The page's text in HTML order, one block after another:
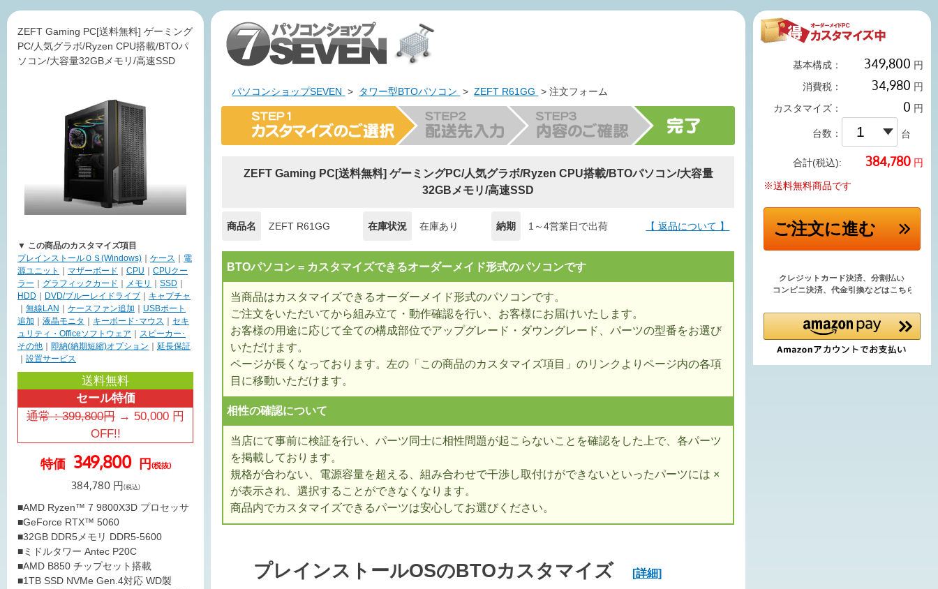
ZEFT Gaming PC[送料無料] ゲーミング
PC/人気グラボ/Ryzen CPU搭載/BTOパ
ソコン/大容量32GBメモリ/高速SSD
▼ この商品のカスタマイズ項目
プレインストールＯＳ(Windows)
ケース
電
源ユニット
マザーボード CPU
CPUクー
ラー
グラフィックカード メモリ SSD
HDD
DVD/ブルーレイドライブ
キャプチャ
無線LAN ケースファン追加
USBポート
追加
液晶モニタ キーボード･マウス
セキ
ュリティ・Officeソフトウェア
スピーカー･
その他
即納(納期短縮)オプション
延長保証
設置サービス
送料無料
セール特価
通常：399,800円 → 50,000 円
OFF!!
特価 349,800 円(税抜)
384,780円(税込)
■AMD Ryzen™ 7 9800X3D プロセッサ
■GeForce RTX™ 5060
■32GB DDR5メモリ DDR5-5600
■ミドルタワー Antec P20C
■AMD B850 チップセット搭載
■1TB SSD NVMe Gen.4対応 WD製
パソコンショップSEVEN > タワー型BTOパソコン >ZEFT R61GG > 注文フォーム
ZEFT Gaming PC[送料無料] ゲーミングPC/人気グラボ/Ryzen CPU搭載/BTOパソコン/大容量
32GBメモリ/高速SSD
商品名 ZEFT R61GG 在庫状況 在庫あり 納期 1～4営業日で出荷 【 返品について 】
BTOパソコン = カスタマイズできるオーダーメイド形式のパソコンです
当商品はカスタマイズできるオーダーメイド形式のパソコンです。
ご注文をいただいてから組み立て・動作確認を行い、お客様にお届けいたします。
お客様の用途に応じて全ての構成部位でアップグレード・ダウングレード、パーツの型番をお選び
いただけます。
ページが長くなっております。左の「この商品のカスタマイズ項目」のリンクよりページ内の各項
目に移動いただけます。
相性の確認について
当店にて事前に検証を行い、パーツ同士に相性問題が起こらないことを確認をした上で、各パーツ
を掲載しております。
規格が合わない、電源容量を超える、組み合わせで干渉し取付けができないといったパーツには ×
が表示され、選択することができなくなります。
商品内でカスタマイズできるパーツは安心してお選びください。
プレインストールOSのBTOカスタマイズ[詳細]
基本構成：
円
消費税：
円
カスタマイズ：
円
台数： 台
合計(税込): 円
※送料無料商品です
ご注文に進む